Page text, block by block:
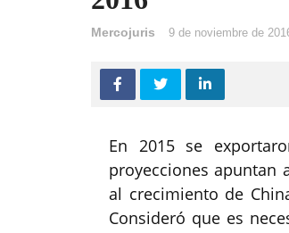
Mercojuris 9 de noviembre de
En 2015 se
proyecciones apuntan
al crecimiento de
Consideró que es